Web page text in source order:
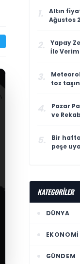
1.
Altın
Ağustos
2.
Yapay
İle Verim
3.
toz
4.
Pazar
ve
5.
Bir
peşe
KATEGORİLER
DÜNYA
EKONOMI
GÜNDEM